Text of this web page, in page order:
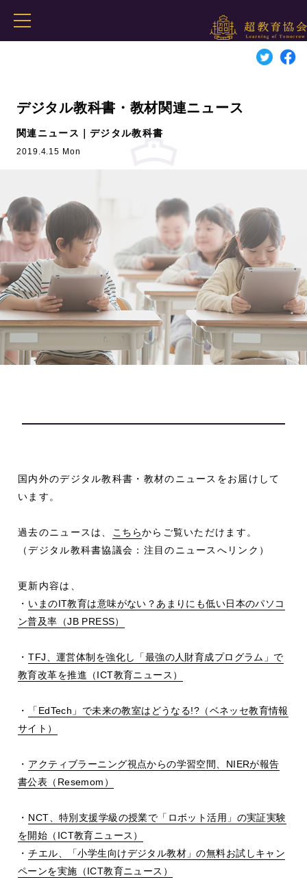
デジタル教科書・教材関連ニュース
関連ニュース｜デジタル教科書
2019.4.15 Mon
国内外のデジタル教科書・教材のニュースをお届けして
います。
過去のニュースは、 こちらからご覧いただけます。
（デジタル教科書協議会：注目のニュースへリンク）
更新内容は、
・ いまのIT教育は意味がない？あまりにも低い日本のパソコ
ン普及率（JB PRESS）
・TFJ、運営体制を強化し「最強の人財育成プログラム」で
教育改革を推進（ICT教育ニュース）
・
「EdTech」で未来の教室はどうなる!?（ベネッセ教育情報
サイト）
・ アクティブラーニング視点からの学習空間、NIERが報告
書公表（Resemom）
・ NCT、特別支援学級の授業で「ロボット活用」の実証実験
を開始（ICT教育ニュース）
・チエル、「小学生向けデジタル教材」の無料お試しキャン
ペーンを実施（ICT教育ニュース）